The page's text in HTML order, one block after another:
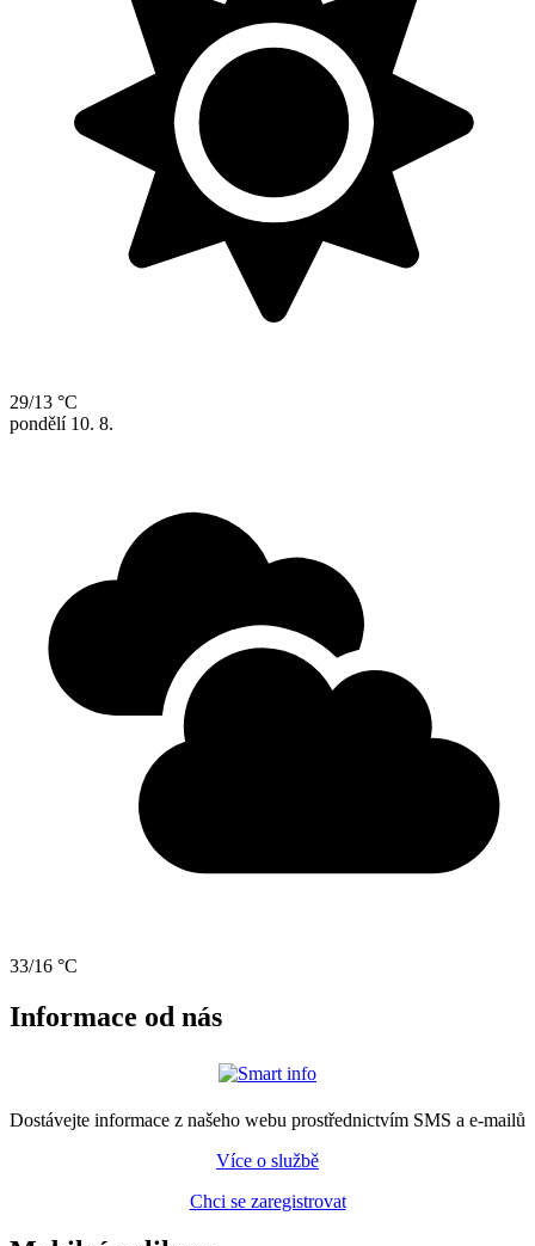
29/13 °C
pondělí 10. 8.
33/16 °C
Informace od nás
Dostávejte informace z našeho webu prostřednictvím SMS a e-mailů
Více o službě
Chci se zaregistrovat